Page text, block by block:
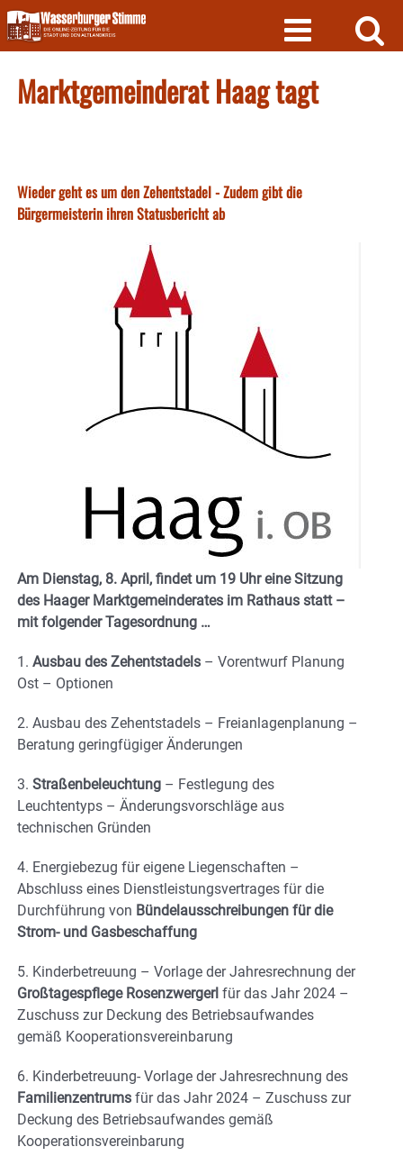
Skip
to
content
Marktgemeinderat Haag tagt
Wieder geht es um den Zehentstadel - Zudem gibt die
Bürgermeisterin ihren Statusbericht ab
Am Dienstag, 8. April, findet um 19 Uhr eine Sitzung
des Haager Marktgemeinderates im Rathaus statt –
mit folgender Tagesordnung …
1. Ausbau des Zehentstadels – Vorentwurf Planung
Ost – Optionen
2. Ausbau des Zehentstadels – Freianlagenplanung –
Beratung geringfügiger Änderungen
3. Straßenbeleuchtung – Festlegung des
Leuchtentyps – Änderungsvorschläge aus
technischen Gründen
4. Energiebezug für eigene Liegenschaften –
Abschluss eines Dienstleistungsvertrages für die
Durchführung von Bündelausschreibungen für die
Strom- und Gasbeschaffung
5. Kinderbetreuung – Vorlage der Jahresrechnung der
Großtagespflege Rosenzwergerl für das Jahr 2024 –
Zuschuss zur Deckung des Betriebsaufwandes
gemäß Kooperationsvereinbarung
6. Kinderbetreuung- Vorlage der Jahresrechnung des
Familienzentrums für das Jahr 2024 – Zuschuss zur
Deckung des Betriebsaufwandes gemäß
Kooperationsvereinbarung